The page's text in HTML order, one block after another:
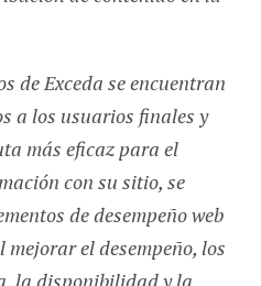
de Exceda se encuentran
a los usuarios finales y
más eficaz para el
con su sitio, se
de desempeño web
el desempeño, los
la disponibilidad y la